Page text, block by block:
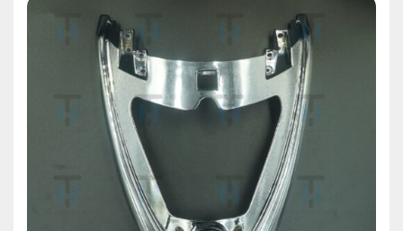
Không có sản phẩm nào trong giỏ hàng